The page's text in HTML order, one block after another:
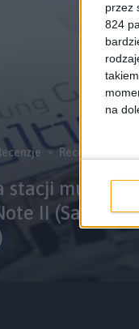
przez
824
na
Recenzje sprzętu
stacji
II